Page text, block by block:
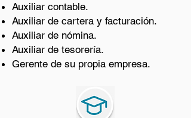
Auxiliar contable.
Auxiliar de cartera y facturación.
Auxiliar de nómina.
Auxiliar de tesorería.
Gerente de su propia empresa.